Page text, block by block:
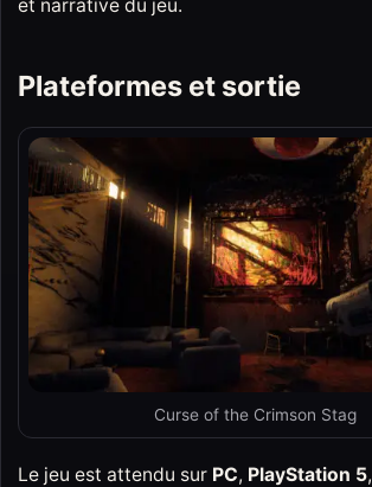
et narrative du jeu.
Plateformes et sortie
Curse of the Crimson Stag
Le jeu est attendu sur PC, PlayStation 5,